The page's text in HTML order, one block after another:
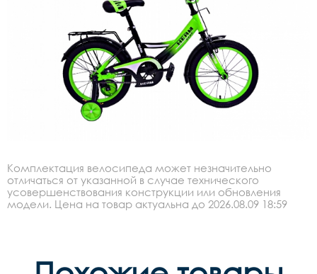
Комплектация велосипеда может незначительно
отличаться от указанной в случае технического
усовершенствования конструкции или обновления
модели. Цена на товар актуальна до 2026.08.09 18:59